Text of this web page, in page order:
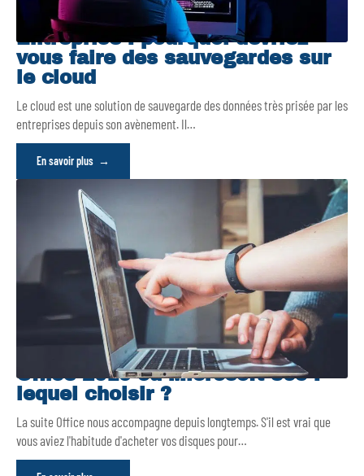
Entreprise : pourquoi devriez-
vous faire des sauvegardes sur
le cloud
Le cloud est une solution de sauvegarde des données très prisée par les
entreprises depuis son avènement. Il…
En savoir plus
Office 2019 ou Microsoft 365 :
lequel choisir ?
La suite Office nous accompagne depuis longtemps. S'il est vrai que
vous aviez l'habitude d'acheter vos disques pour…